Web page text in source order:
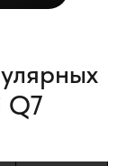
Q7